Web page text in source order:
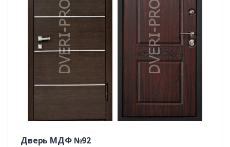
Дверь МДФ №92